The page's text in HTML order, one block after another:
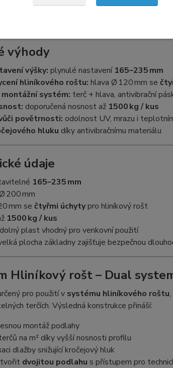
pásku a distanční křížek, což zajišťuje
výhody
výšky: plynulé nastavení 165–235 mm
hliníkového roštu: hlava Ø 120 mm se
systém: terč + hlava, antivibrační
doporučená nosnost až 1500 kg / kus
povětrnosti: odolnost UV, mrazu i
hluku díky antivibračnímu materiálu
údaje
165–235 mm
200 mm
mm se čtyřmi úchytypro hliníkový rošt
1500 kg / kus
plast vhodný pro venkovní použití
plocha základny zajišťuje bezpečnou
Hliníkový rošt – Dual
pro použití v systému hliníkového roštu
terčích. Výsledná konstrukce přináší:
montáž podlahy
na m² díky vyšší nosnosti profilu
dlažby snižující kročejový hluk
dvojitou podlahu s přístupem pro